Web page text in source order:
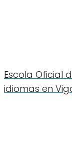
Escola Oficial
idiomas en